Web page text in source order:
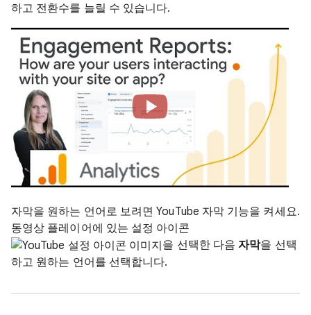
하고 전환수를 늘릴 수 있습니다.
자막을 원하는 언어로 보려면 YouTube 자막 기능을 켜세요.
동영상 플레이어에 있는 설정 아이콘
을 선택한 다음자막을 선택
하고 원하는 언어를 선택합니다.